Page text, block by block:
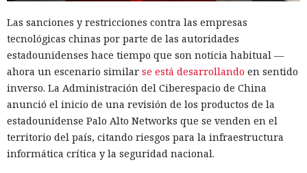
Un comando oculto en hebreo eludió la seguridad de Atlas y
otros navegadores con IA.
Las sanciones y restricciones contra las empresas
tecnológicas chinas por parte de las autoridades
estadounidenses hace tiempo que son noticia habitual —
ahora un escenario similar se está desarrollando en sentido
inverso. La Administración del Ciberespacio de China
anunció el inicio de una revisión de los productos de la
estadounidense Palo Alto Networks que se venden en el
territorio del país, citando riesgos para la infraestructura
informática crítica y la seguridad nacional.